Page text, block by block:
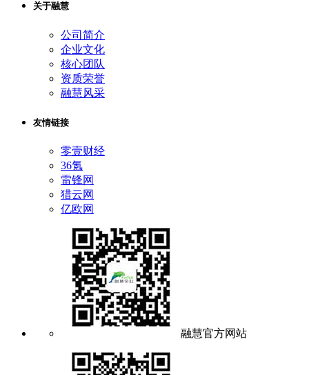
关于融慧
公司简介
企业文化
核心团队
资质荣誉
融慧风采
友情链接
零壹财经
36氪
雷锋网
猎云网
亿欧网
融慧官方网站